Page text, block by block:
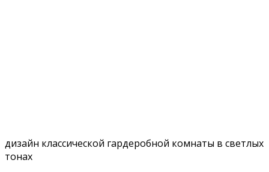
дизайн классической гардеробной комнаты в светлых
тонах